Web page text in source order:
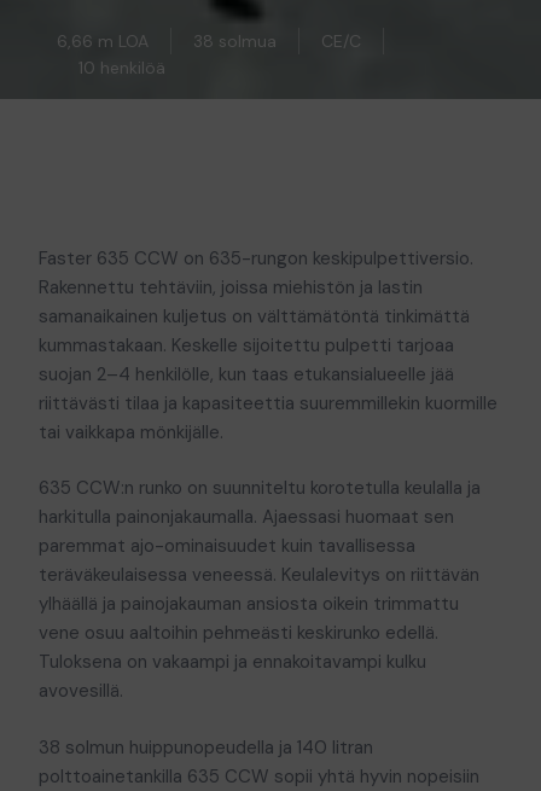
6,66 m LOA 38 solmua
CE/C
10 henkilöä
Faster 635 CCW on 635-rungon keskipulpettiversio.
Rakennettu tehtäviin, joissa miehistön ja lastin
samanaikainen kuljetus on välttämätöntä tinkimättä
kummastakaan. Keskelle sijoitettu pulpetti tarjoaa
suojan 2–4 henkilölle, kun taas etukansialueelle jää
riittävästi tilaa ja kapasiteettia suuremmillekin kuormille
tai vaikkapa mönkijälle.
635 CCW:n runko on suunniteltu korotetulla keulalla ja
harkitulla painonjakaumalla. Ajaessasi huomaat sen
paremmat ajo-ominaisuudet kuin tavallisessa
teräväkeulaisessa veneessä. Keulalevitys on riittävän
ylhäällä ja painojakauman ansiosta oikein trimmattu
vene osuu aaltoihin pehmeästi keskirunko edellä.
Tuloksena on vakaampi ja ennakoitavampi kulku
avovesillä.
38 solmun huippunopeudella ja 140 litran
polttoainetankilla 635 CCW sopii yhtä hyvin nopeisiin